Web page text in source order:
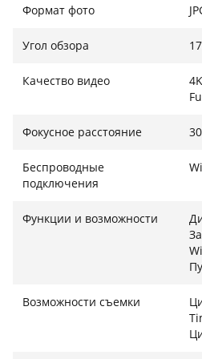
Wi-Fi-соединение для
Встроенный модуль Wi-Fi
камеру с мобильным
дистанционно управлять
видео в режиме реального
редактировать контент без
во время путешествий, когда
поделиться впечатлениями в
просмотреть кадры на
Формат фото
Угол обзора
Качество видео
Фокусное расстояние
Беспроводные
подключения
Функции и возможности
Возможности съемки